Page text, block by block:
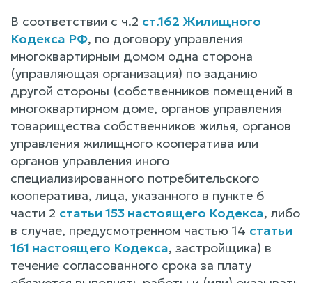
В соответствии с ч.2 ст.162 Жилищного
Кодекса РФ, по договору управления
многоквартирным домом одна сторона
(управляющая организация) по заданию
другой стороны (собственников помещений в
многоквартирном доме, органов управления
товарищества собственников жилья, органов
управления жилищного кооператива или
органов управления иного
специализированного потребительского
кооператива, лица, указанного в пункте 6
части 2 статьи 153 настоящего Кодекса, либо
в случае, предусмотренном частью 14 статьи
161 настоящего Кодекса, застройщика) в
течение согласованного срока за плату